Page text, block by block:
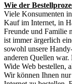
Wie der
Viele Konsumenten
Kauf im Internet, in
Freunde und Familie
ist immer ärgerlich
sowohl unsere
anderen Quellen
Wide Web bestellen,
Wir können Ihnen